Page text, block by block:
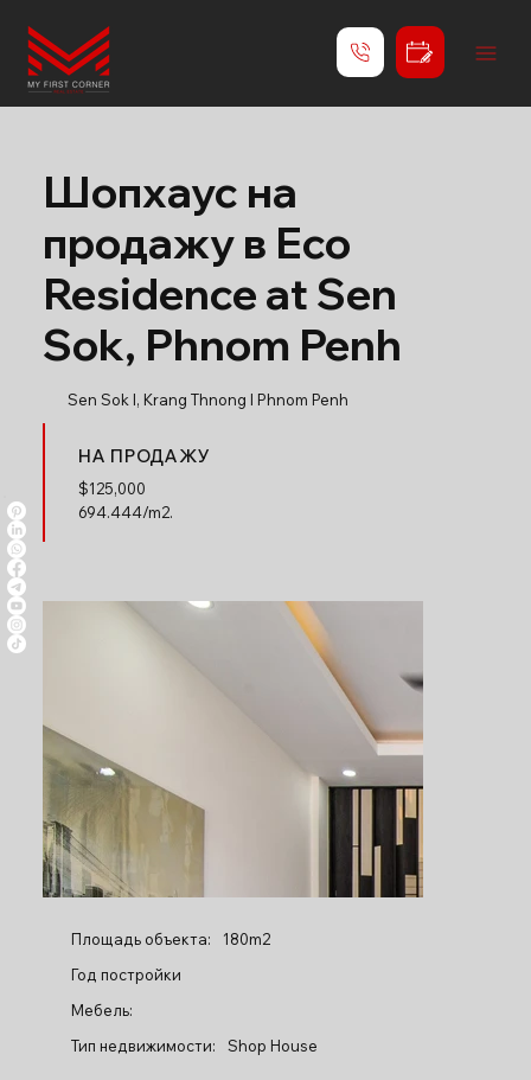
Шопхаус на
продажу в Eco
Residence at Sen
Sok, Phnom Penh
Sen Sok l, Krang Thnong l Phnom Penh
НА ПРОДАЖУ
$125,000
694.444/m2.
Площадь объекта:
180m2
Год постройки
Мебель:
Тип недвижимости:
Shop House